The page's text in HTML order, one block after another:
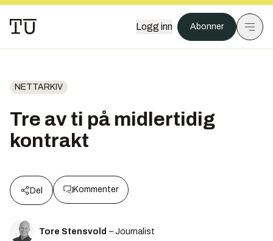
Logg inn Abonner
NETTARKIV
Tre av ti på midlertidig
kontrakt
Del Kommenter
Tore Stensvold – Journalist